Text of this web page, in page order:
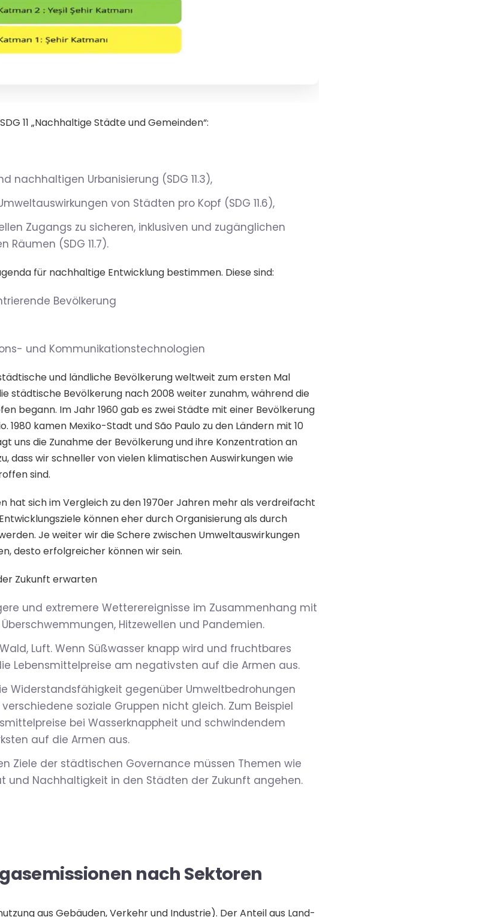
11 „Nachhaltige Städte und Gemeinden“:
nachhaltigen Urbanisierung (SDG 11.3),
von Städten pro Kopf (SDG 11.6),
Zugangs zu sicheren, inklusiven und zugänglichen
(SDG 11.7).
für nachhaltige Entwicklung bestimmen. Diese sind:
Bevölkerung
und Kommunikationstechnologien
und ländliche Bevölkerung weltweit zum ersten Mal
städtische Bevölkerung nach 2008 weiter zunahm, während die
begann. Im Jahr 1960 gab es zwei Städte mit einer Bevölkerung
1980 kamen Mexiko-Stadt und São Paulo zu den Ländern mit 10
uns die Zunahme der Bevölkerung und ihre Konzentration an
dass wir schneller von vielen klimatischen Auswirkungen wie
sind.
hat sich im Vergleich zu den 1970er Jahren mehr als verdreifacht
können eher durch Organisierung als durch
Je weiter wir die Schere zwischen Umweltauswirkungen
desto erfolgreicher können wir sein.
Zukunft erwarten
und extremere Wetterereignisse im Zusammenhang mit
Hitzewellen und Pandemien.
Luft. Wenn Süßwasser knapp wird und fruchtbares
Lebensmittelpreise am negativsten auf die Armen aus.
Widerstandsfähigkeit gegenüber Umweltbedrohungen
soziale Gruppen nicht gleich. Zum Beispiel
bei Wasserknappheit und schwindendem
auf die Armen aus.
Ziele der städtischen Governance müssen Themen wie
und Nachhaltigkeit in den Städten der Zukunft angehen.
nach Sektoren
aus Gebäuden, Verkehr und Industrie). Der Anteil aus Land-